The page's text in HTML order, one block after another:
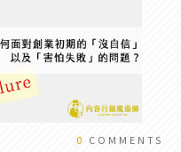
0 COMMENTS